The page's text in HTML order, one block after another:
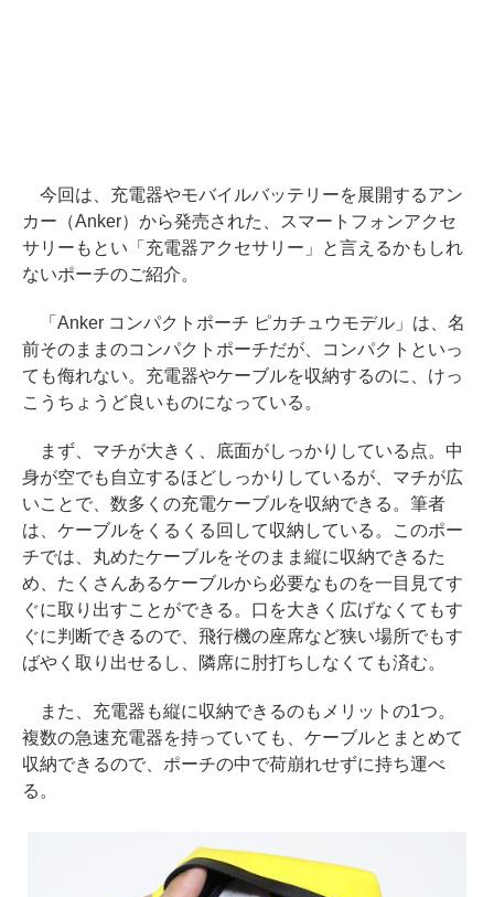
今回は、充電器やモバイルバッテリーを展開するアン
カー（Anker）から発売された、スマートフォンアクセ
サリーもとい「充電器アクセサリー」と言えるかもしれ
ないポーチのご紹介。
「Anker コンパクトポーチ ピカチュウモデル」は、名
前そのままのコンパクトポーチだが、コンパクトといっ
ても侮れない。充電器やケーブルを収納するのに、けっ
こうちょうど良いものになっている。
まず、マチが大きく、底面がしっかりしている点。中
身が空でも自立するほどしっかりしているが、マチが広
いことで、数多くの充電ケーブルを収納できる。筆者
は、ケーブルをくるくる回して収納している。このポー
チでは、丸めたケーブルをそのまま縦に収納できるた
め、たくさんあるケーブルから必要なものを一目見てす
ぐに取り出すことができる。口を大きく広げなくてもす
ぐに判断できるので、飛行機の座席など狭い場所でもす
ばやく取り出せるし、隣席に肘打ちしなくても済む。
また、充電器も縦に収納できるのもメリットの1つ。
複数の急速充電器を持っていても、ケーブルとまとめて
収納できるので、ポーチの中で荷崩れせずに持ち運べ
る。